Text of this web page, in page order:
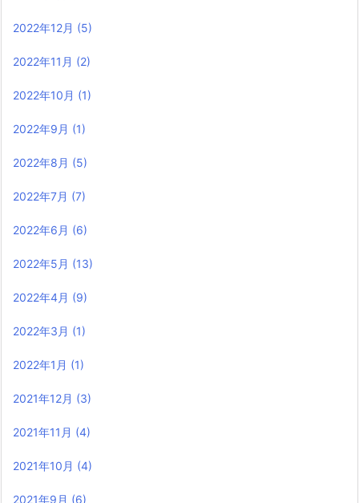
2022年12月 (5)
2022年11月 (2)
2022年10月 (1)
2022年9月 (1)
2022年8月 (5)
2022年7月 (7)
2022年6月 (6)
2022年5月 (13)
2022年4月 (9)
2022年3月 (1)
2022年1月 (1)
2021年12月 (3)
2021年11月 (4)
2021年10月 (4)
2021年9月 (6)